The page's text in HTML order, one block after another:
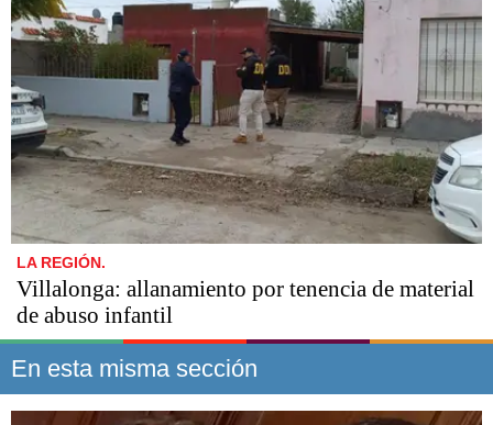
LA REGIÓN.
Villalonga: allanamiento por tenencia de material
de abuso infantil
En esta misma sección